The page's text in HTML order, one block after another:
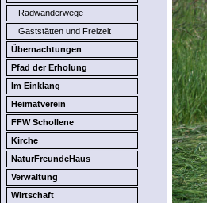
Radwanderwege
Gaststätten und Freizeit
Übernachtungen
Pfad der Erholung
Im Einklang
Heimatverein
FFW Schollene
Kirche
NaturFreundeHaus
Verwaltung
Wirtschaft